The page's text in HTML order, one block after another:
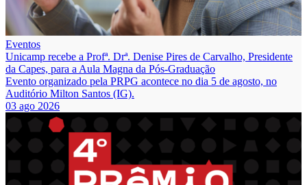
Eventos
Unicamp recebe a Profª. Drª. Denise Pires de Carvalho, Presidente
da Capes, para a Aula Magna da Pós-Graduação
Evento organizado pela PRPG acontece no dia 5 de agosto, no
Auditório Milton Santos (IG).
03 ago 2026